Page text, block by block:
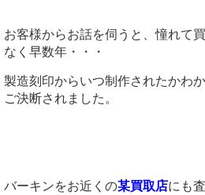
お客様からお話を伺うと、憧れて
なく早数年・・・
製造刻印からいつ制作されたかわ
ご決断されました。
バーキンをお近くの某買取店にも